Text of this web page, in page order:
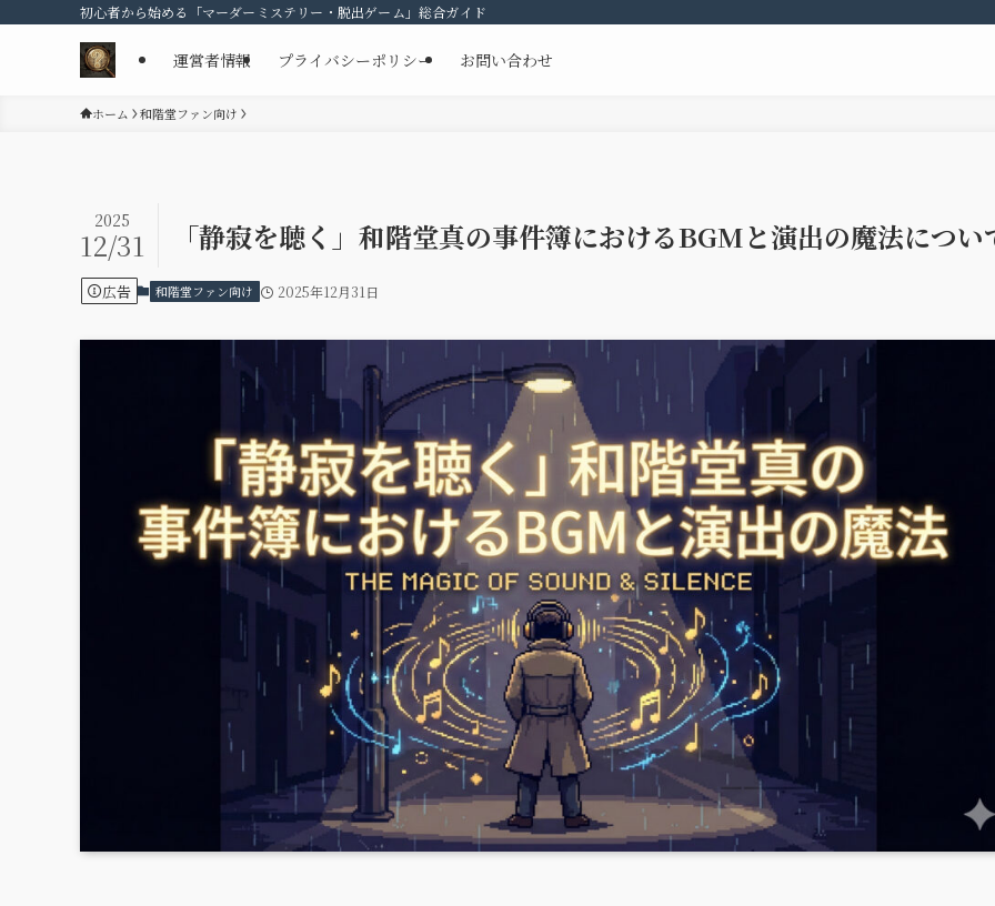
初心者から始める「マーダーミステリー・脱出ゲーム」総合ガイド
運営者情報 プライバシーポリシー お問い合わせ
ホーム 和階堂ファン向け
「静寂を聴く」和階堂真の事件簿におけるBGMと演出の魔法につい
2025
12/31
広告 和階堂ファン向け 2025年12月31日